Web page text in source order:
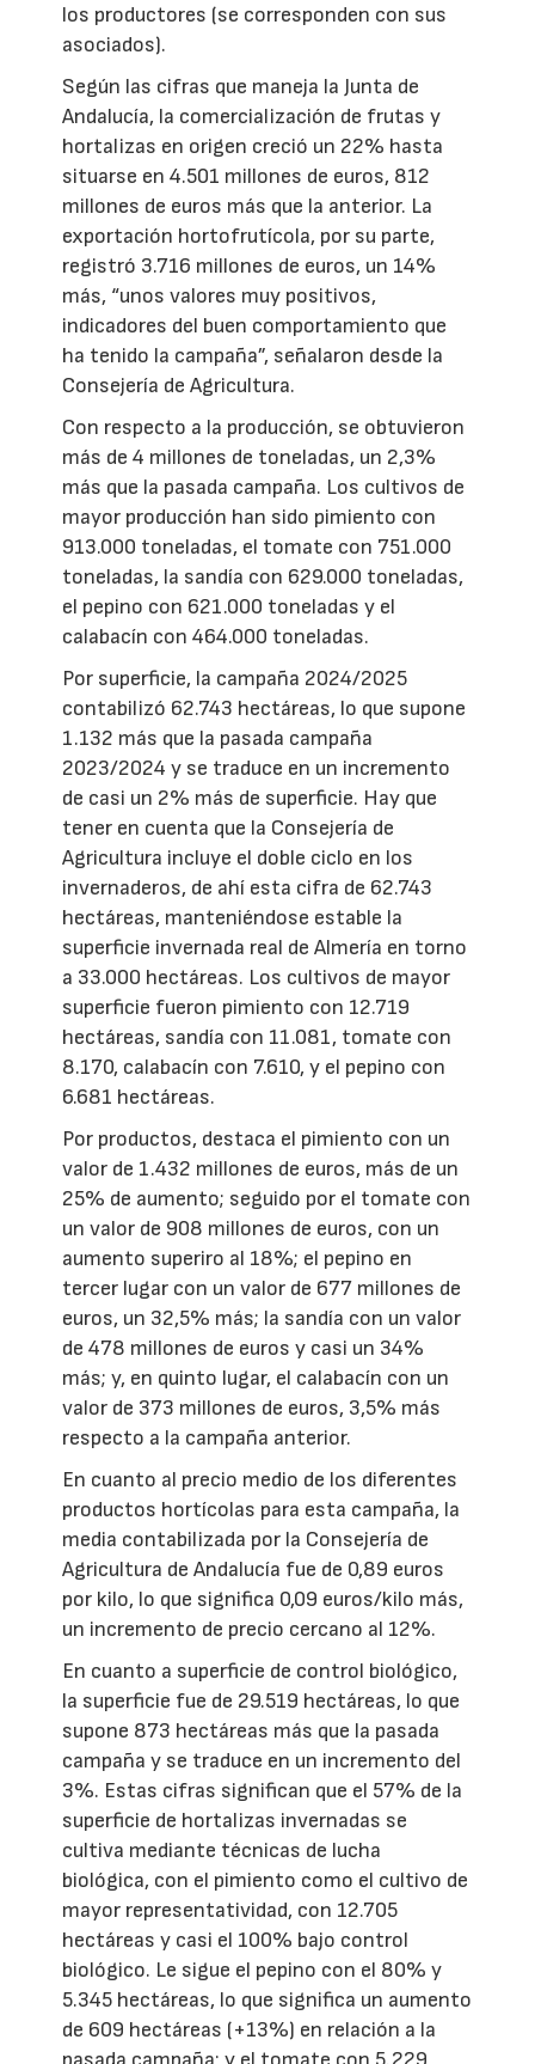
los productores (se corresponden con sus
asociados).
Según las cifras que maneja la Junta de
Andalucía, la comercialización de frutas y
hortalizas en origen creció un 22% hasta
situarse en 4.501 millones de euros, 812
millones de euros más que la anterior. La
exportación hortofrutícola, por su parte,
registró 3.716 millones de euros, un 14%
más, “unos valores muy positivos,
indicadores del buen comportamiento que
ha tenido la campaña”, señalaron desde la
Consejería de Agricultura.
Con respecto a la producción, se obtuvieron
más de 4 millones de toneladas, un 2,3%
más que la pasada campaña. Los cultivos de
mayor producción han sido pimiento con
913.000 toneladas, el tomate con 751.000
toneladas, la sandía con 629.000 toneladas,
el pepino con 621.000 toneladas y el
calabacín con 464.000 toneladas.
Por superficie, la campaña 2024/2025
contabilizó 62.743 hectáreas, lo que supone
1.132 más que la pasada campaña
2023/2024 y se traduce en un incremento
de casi un 2% más de superficie. Hay que
tener en cuenta que la Consejería de
Agricultura incluye el doble ciclo en los
invernaderos, de ahí esta cifra de 62.743
hectáreas, manteniéndose estable la
superficie invernada real de Almería en torno
a 33.000 hectáreas. Los cultivos de mayor
superficie fueron pimiento con 12.719
hectáreas, sandía con 11.081, tomate con
8.170, calabacín con 7.610, y el pepino con
6.681 hectáreas.
Por productos, destaca el pimiento con un
valor de 1.432 millones de euros, más de un
25% de aumento; seguido por el tomate con
un valor de 908 millones de euros, con un
aumento superiro al 18%; el pepino en
tercer lugar con un valor de 677 millones de
euros, un 32,5% más; la sandía con un valor
de 478 millones de euros y casi un 34%
más; y, en quinto lugar, el calabacín con un
valor de 373 millones de euros, 3,5% más
respecto a la campaña anterior.
En cuanto al precio medio de los diferentes
productos hortícolas para esta campaña, la
media contabilizada por la Consejería de
Agricultura de Andalucía fue de 0,89 euros
por kilo, lo que significa 0,09 euros/kilo más,
un incremento de precio cercano al 12%.
En cuanto a superficie de control biológico,
la superficie fue de 29.519 hectáreas, lo que
supone 873 hectáreas más que la pasada
campaña y se traduce en un incremento del
3%. Estas cifras significan que el 57% de la
superficie de hortalizas invernadas se
cultiva mediante técnicas de lucha
biológica, con el pimiento como el cultivo de
mayor representatividad, con 12.705
hectáreas y casi el 100% bajo control
biológico. Le sigue el pepino con el 80% y
5.345 hectáreas, lo que significa un aumento
de 609 hectáreas (+13%) en relación a la